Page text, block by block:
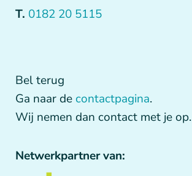
T. 0182 20 5115
Bel terug
Ga naar de contactpagina.
Wij nemen dan contact met je op.
Netwerkpartner van: